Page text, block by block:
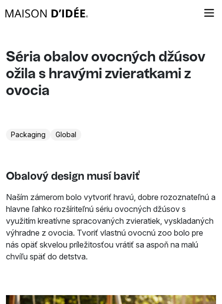
Séria obalov ovocných džúsov
ožila s hravými zvieratkami z
ovocia
Packaging Global
Obalový design musí baviť
Naším zámerom bolo vytvoriť hravú, dobre rozoznateľnú a
hlavne ľahko rozšíriteľnú sériu ovocných džúsov s
využitím kreatívne spracovaných zvieratiek, vyskladaných
výhradne z ovocia. Tvoriť vlastnú ovocnú zoo bolo pre
nás opäť skvelou príležitosťou vrátiť sa aspoň na malú
chvíľu späť do detstva.